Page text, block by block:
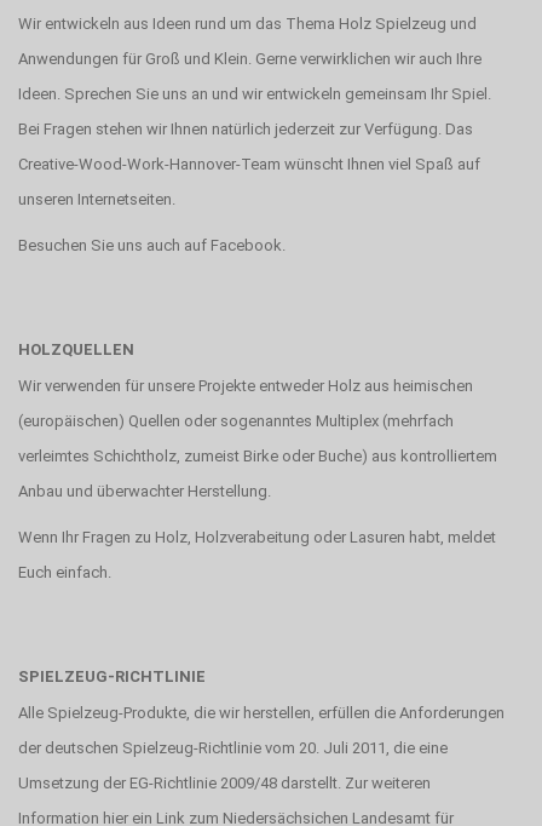
Wir entwickeln aus Ideen rund um das Thema Holz Spielzeug und
Anwendungen für Groß und Klein. Gerne verwirklichen wir auch Ihre
Ideen. Sprechen Sie uns an und wir entwickeln gemeinsam Ihr Spiel.
Bei Fragen stehen wir Ihnen natürlich jederzeit zur Verfügung. Das
Creative-Wood-Work-Hannover-Team wünscht Ihnen viel Spaß auf
unseren Internetseiten.
Besuchen Sie uns auch auf Facebook.
HOLZQUELLEN
Wir verwenden für unsere Projekte entweder Holz aus heimischen
(europäischen) Quellen oder sogenanntes Multiplex (mehrfach
verleimtes Schichtholz, zumeist Birke oder Buche) aus kontrolliertem
Anbau und überwachter Herstellung.
Wenn Ihr Fragen zu Holz, Holzverabeitung oder Lasuren habt, meldet
Euch einfach.
SPIELZEUG-RICHTLINIE
Alle Spielzeug-Produkte, die wir herstellen, erfüllen die Anforderungen
der deutschen Spielzeug-Richtlinie vom 20. Juli 2011, die eine
Umsetzung der EG-Richtlinie 2009/48 darstellt. Zur weiteren
Information hier ein Link zum Niedersächsichen Landesamt für